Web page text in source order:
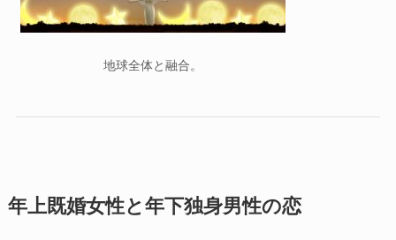
地球全体と融合。
年上既婚女性と年下独身男性の恋